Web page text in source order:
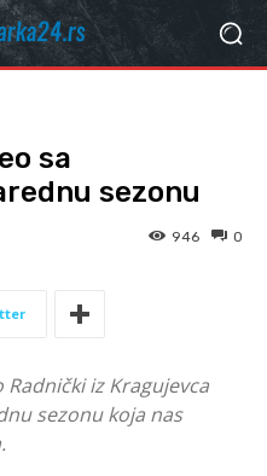
sa
sezonu
0
946
iz Kragujevca
sezonu koja nas